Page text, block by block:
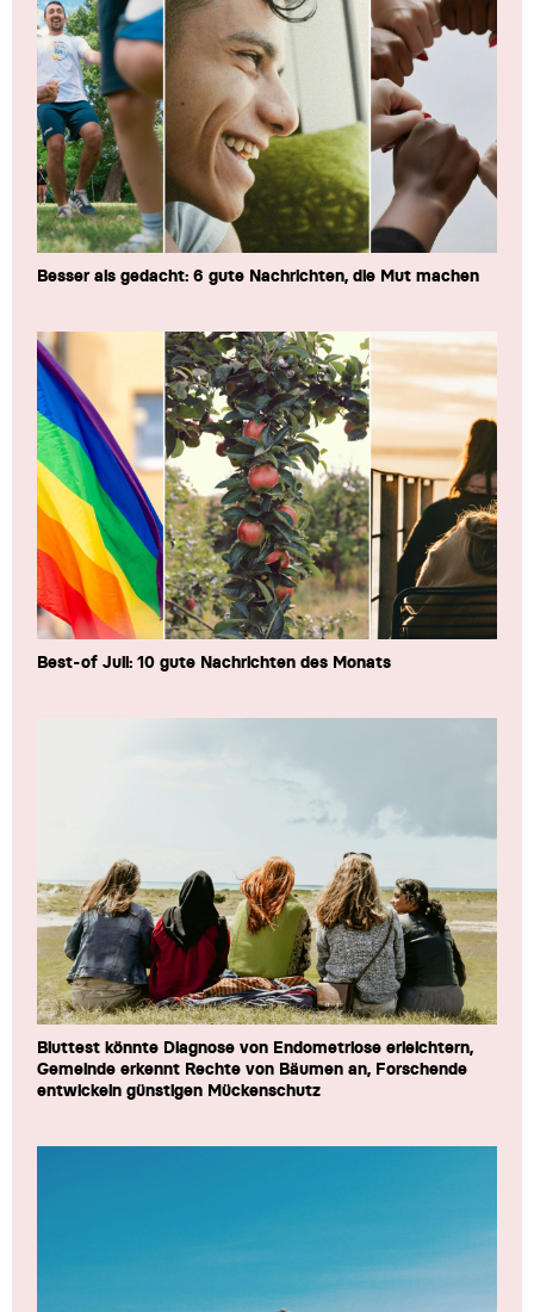
Besser als gedacht: 6 gute Nachrichten, die Mut machen
Best-of Juli: 10 gute Nachrichten des Monats
Bluttest könnte Diagnose von Endometriose erleichtern,
Gemeinde erkennt Rechte von Bäumen an, Forschende
entwickeln günstigen Mückenschutz